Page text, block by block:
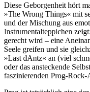
Diese Geborgenheit hört
»The Wrong Things« mit
und der Mischung aus
Instrumentalteppichen
gerecht wird – eine
Seele greifen und sie
»Last dAntz« an (viel
oder das ansteckende
faszinierenden Prog-Rock-